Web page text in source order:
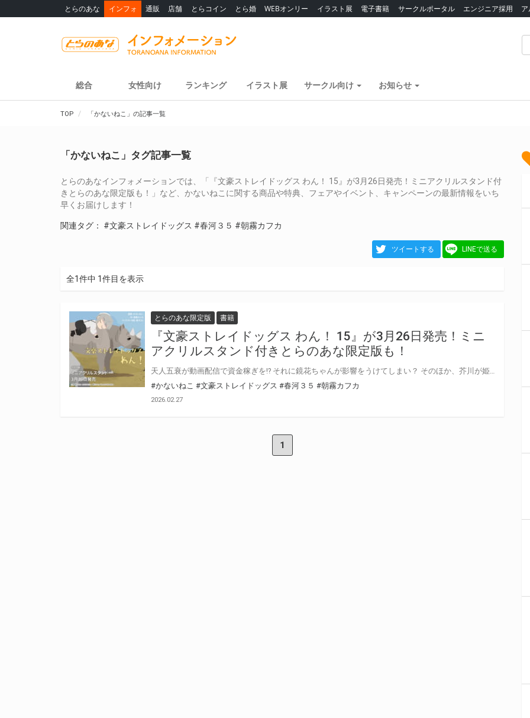
とらのあな インフォ 通販 店舗 とらコイン とら婚 WEBオンリー イラスト展 電子書籍 サークルポータル エンジニア採用
総合 女性向け ランキング イラスト展 サークル向け お知らせ
TOP 「かないねこ」の記事一覧
「かないねこ」タグ記事一覧
とらのあなインフォメーションでは、「『文豪ストレイドッグス わん！ 15』が3月26日発売！ミニアクリルスタンド付
きとらのあな限定版も！」など、かないねこに関する商品や特典、フェアやイベント、キャンペーンの最新情報をいち
早くお届けします！
関連タグ： #文豪ストレイドッグス #春河３５ #朝霧カフカ
ツイートする LINEで送る
全1件中 1件目を表示
とらのあな限定版 書籍
『文豪ストレイドッグス わん！ 15』が3月26日発売！ミニ
アクリルスタンド付きとらのあな限定版も！
#かないねこ #文豪ストレイドッグス #春河３５ #朝霧カフカ
2026.02.27
1